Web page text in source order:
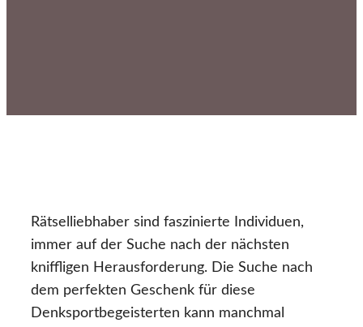
Rätselliebhaber sind faszinierte Individuen,
immer auf der Suche nach der nächsten
kniffligen Herausforderung. Die Suche nach
dem perfekten Geschenk für diese
Denksportbegeisterten kann manchmal